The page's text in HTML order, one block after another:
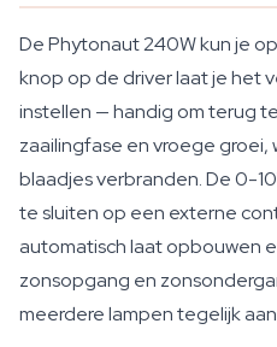
De Phytonaut 240W kun je
knop op de driver laat je het
instellen — handig om terug
zaailingfase en vroege groei,
blaadjes verbranden. De 0-
te sluiten op een externe
automatisch laat opbouwen
zonsopgang en
meerdere lampen tegelijk